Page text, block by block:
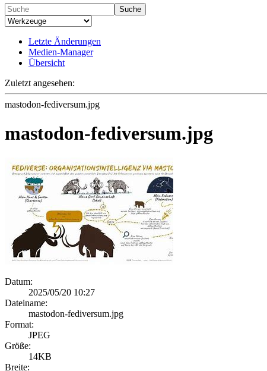
Suche
Letzte Änderungen
Medien-Manager
Übersicht
Zuletzt angesehen:
mastodon-fediversum.jpg
mastodon-fediversum.jpg
Datum:
2025/05/20 10:27
Dateiname:
mastodon-fediversum.jpg
Format:
JPEG
Größe:
14KB
Breite: